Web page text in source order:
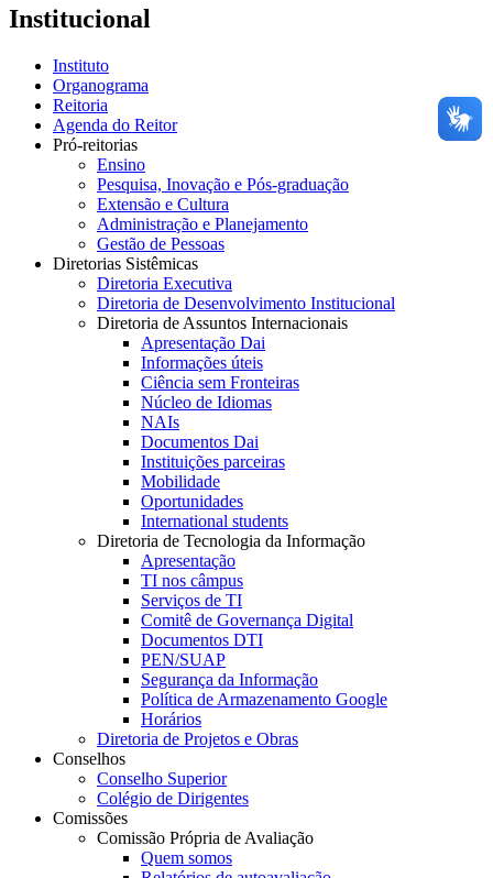
Institucional
Instituto
Organograma
Reitoria
Agenda do Reitor
Pró-reitorias
Ensino
Pesquisa, Inovação e Pós-graduação
Extensão e Cultura
Administração e Planejamento
Gestão de Pessoas
Diretorias Sistêmicas
Diretoria Executiva
Diretoria de Desenvolvimento Institucional
Diretoria de Assuntos Internacionais
Apresentação Dai
Informações úteis
Ciência sem Fronteiras
Núcleo de Idiomas
NAIs
Documentos Dai
Instituições parceiras
Mobilidade
Oportunidades
International students
Diretoria de Tecnologia da Informação
Apresentação
TI nos câmpus
Serviços de TI
Comitê de Governança Digital
Documentos DTI
PEN/SUAP
Segurança da Informação
Política de Armazenamento Google
Horários
Diretoria de Projetos e Obras
Conselhos
Conselho Superior
Colégio de Dirigentes
Comissões
Comissão Própria de Avaliação
Quem somos